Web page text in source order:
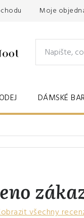
Moje
DÁMSKÉ
všechny